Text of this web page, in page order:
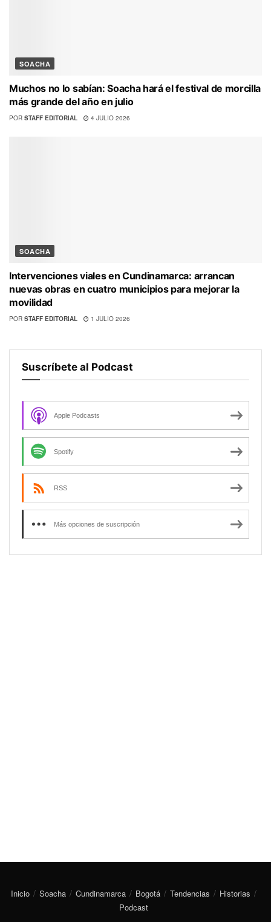
SOACHA
Muchos no lo sabían: Soacha hará el festival de morcilla
más grande del año en julio
POR STAFF EDITORIAL 4 JULIO 2026
SOACHA
Intervenciones viales en Cundinamarca: arrancan
nuevas obras en cuatro municipios para mejorar la
movilidad
POR STAFF EDITORIAL 1 JULIO 2026
Suscríbete al Podcast
Apple Podcasts
Spotify
RSS
Más opciones de suscripción
Inicio Soacha Cundinamarca Bogotá Tendencias
Historias
Podcast